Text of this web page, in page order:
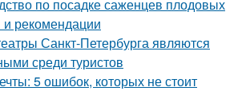
по посадке саженцев плодовых
рекомендации
Санкт-Петербурга являются
среди туристов
5 ошибок, которых не стоит